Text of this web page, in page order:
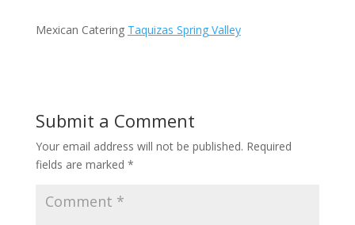
Mexican Catering Taquizas Spring Valley
Submit a Comment
Your email address will not be published. Required
fields are marked *